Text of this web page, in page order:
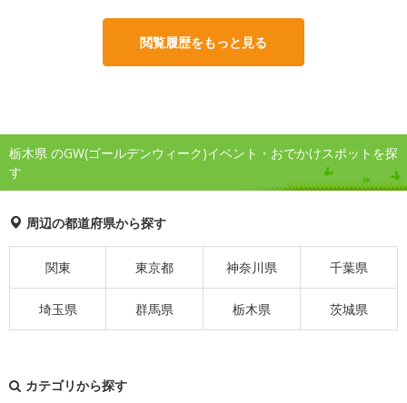
閲覧履歴をもっと見る
栃木県 のGW(ゴールデンウィーク)イベント・おでかけスポットを探
す
周辺の都道府県から探す
関東 東京都 神奈川県 千葉県
埼玉県 群馬県 栃木県 茨城県
カテゴリから探す